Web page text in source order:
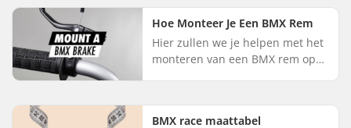
Hoe Monteer Je Een BMX Rem
Hier zullen we je helpen met het
monteren van een BMX rem op
de lange kabel op de r...
BMX race maattabel